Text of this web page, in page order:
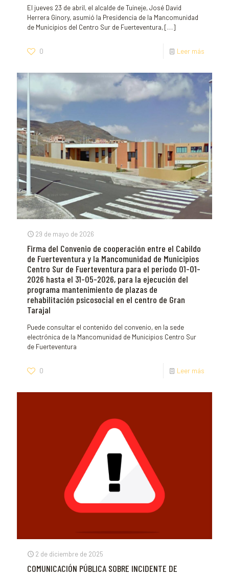
El jueves 23 de abril, el alcalde de Tuineje, José David
Herrera Ginory, asumió la Presidencia de la Mancomunidad
de Municipios del Centro Sur de Fuerteventura,[…]
0 Leer más
29 de mayo de 2026
Firma del Convenio de cooperación entre el Cabildo
de Fuerteventura y la Mancomunidad de Municipios
Centro Sur de Fuerteventura para el periodo 01-01-
2026 hasta el 31-05-2026, para la ejecución del
programa mantenimiento de plazas de
rehabilitación psicosocial en el centro de Gran
Tarajal
Puede consultar el contenido del convenio, en la sede
electrónica de la Mancomunidad de Municipios Centro Sur
de Fuerteventura
0 Leer más
2 de diciembre de 2025
COMUNICACIÓN PÚBLICA SOBRE INCIDENTE DE